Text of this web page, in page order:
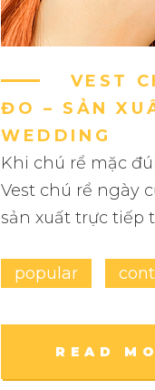
VEST
ĐO – SẢN
WEDDING
Khi chú rể mặc
Vest chú rể ngày
sản xuất trực tiếp
popular
READ